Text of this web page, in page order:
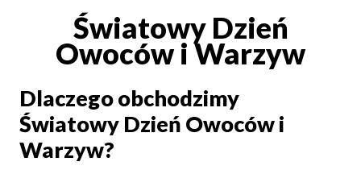
Światowy Dzień
Owoców i Warzyw
Dlaczego obchodzimy
Światowy Dzień Owoców i
Warzyw?